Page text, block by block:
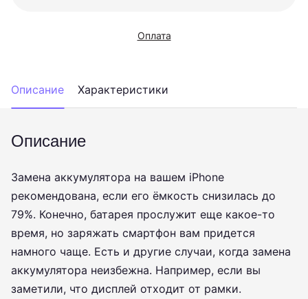
Оплата
Описание Характеристики
Описание
Замена аккумулятора на вашем iPhone
рекомендована, если его ёмкость снизилась до
79%. Конечно, батарея прослужит еще какое-то
время, но заряжать смартфон вам придется
намного чаще. Есть и другие случаи, когда замена
аккумулятора неизбежна. Например, если вы
заметили, что дисплей отходит от рамки.